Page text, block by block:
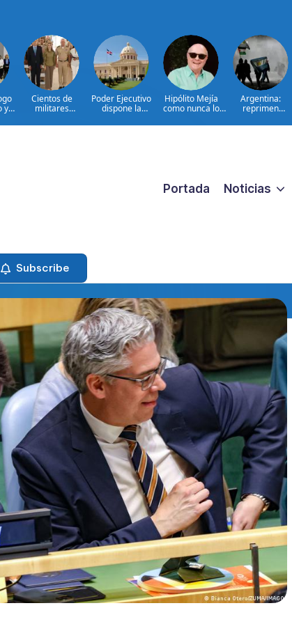
y
Cientos de
militares
consulta nacional
Poder Ejecutivo
dispone la
dos dominicanos
Hipólito Mejía
como nunca lo
padre detrás del
Argentina:
reprimen
proyecto sobre
Portada Noticias
Subscribe